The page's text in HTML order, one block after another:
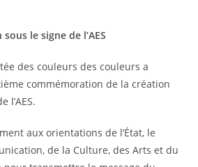
le signe de l’AES
des couleurs des couleurs a
commémoration de la création
l’AES.
aux orientations de l’État, le
de la Culture, des Arts et du